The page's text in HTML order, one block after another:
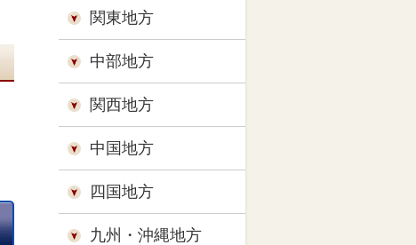
関東地方
中部地方
関西地方
中国地方
四国地方
九州・沖縄地方